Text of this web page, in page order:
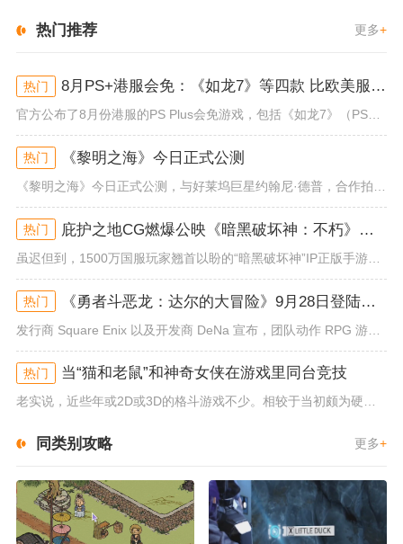
热门推荐 更多+
热门 8月PS+港服会免：《如龙7》等四款 比欧美服多一款
官方公布了8月份港服的PS Plus会免游戏，包括《如龙7》（PS4/PS5）、《小小梦魇》（PS4）、《托尼霍克职业滑...
热门 《黎明之海》今日正式公测
热门 庇护之地CG燃爆公映《暗黑破坏神：不朽》今日全平台上线
虽迟但到，1500万国服玩家翘首以盼的“暗黑破坏神”IP正版手游《暗黑破坏神：不朽》已于今日全平台上线！动作RPG王者再...
热门 《勇者斗恶龙：达尔的大冒险》9月28日登陆苹果谷歌应用商店
发行商 Square Enix 以及开发商 DeNa 宣布，团队动作 RPG 游戏《勇者斗恶龙：达尔的大冒险 魂之绊》将...
热门 当“猫和老鼠”和神奇女侠在游戏里同台竞技
老实说，近些年或2D或3D的格斗游戏不少。相较于当初颇为硬核的难度。如今这类游戏大都以较低的游玩门槛，独特的技能机制吸引...
同类别攻略 更多+